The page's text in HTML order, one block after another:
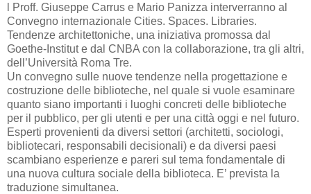
l Proff. Giuseppe Carrus e Mario Panizza interverranno al
Convegno internazionale Cities. Spaces. Libraries.
Tendenze architettoniche, una iniziativa promossa dal
Goethe-Institut e dal CNBA con la collaborazione, tra gli altri,
dell’Università Roma Tre.
Un convegno sulle nuove tendenze nella progettazione e
costruzione delle biblioteche, nel quale si vuole esaminare
quanto siano importanti i luoghi concreti delle biblioteche
per il pubblico, per gli utenti e per una città oggi e nel futuro.
Esperti provenienti da diversi settori (architetti, sociologi,
bibliotecari, responsabili decisionali) e da diversi paesi
scambiano esperienze e pareri sul tema fondamentale di
una nuova cultura sociale della biblioteca. E’ prevista la
traduzione simultanea.